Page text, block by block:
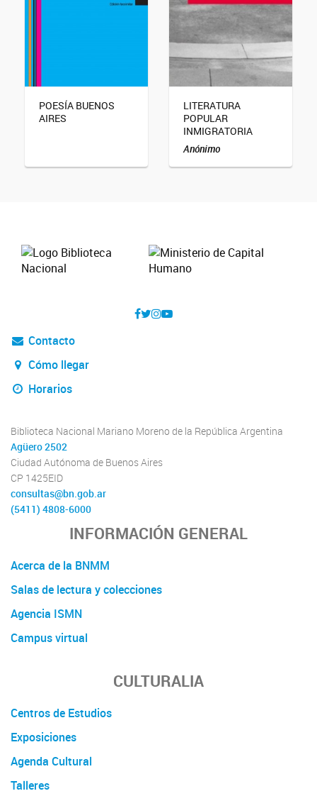
POESÍA BUENOS
AIRES
LITERATURA
POPULAR
INMIGRATORIA
Anónimo
Contacto
Cómo llegar
Horarios
Biblioteca Nacional Mariano Moreno de la República Argentina
Agüero 2502
Ciudad Autónoma de Buenos Aires
CP 1425EID
consultas@bn.gob.ar
(5411) 4808-6000
INFORMACIÓN GENERAL
Acerca de la BNMM
Salas de lectura y colecciones
Agencia ISMN
Campus virtual
CULTURALIA
Centros de Estudios
Exposiciones
Agenda Cultural
Talleres